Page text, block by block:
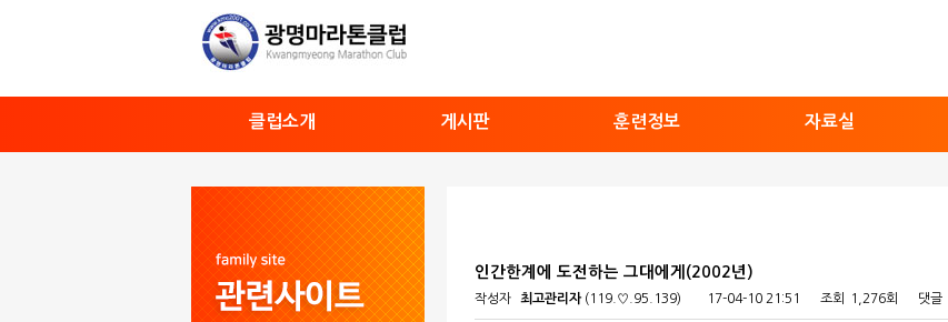
클럽소개 게시판 훈련정보 자료실
인간한계에 도전하는 그대에게(2002년)
작성자 최고관리자(119.♡.95.139) 17-04-10 21:51 조회 1,276회 댓글